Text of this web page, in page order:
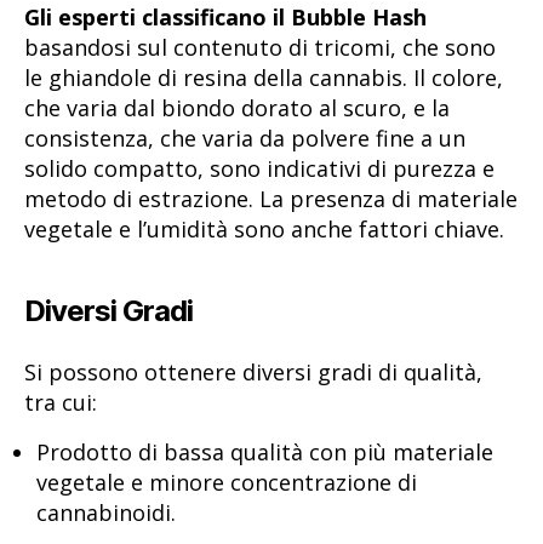
Gli esperti classificano il Bubble Hash
basandosi sul contenuto di tricomi, che sono
le ghiandole di resina della cannabis. Il colore,
che varia dal biondo dorato al scuro, e la
consistenza, che varia da polvere fine a un
solido compatto, sono indicativi di purezza e
metodo di estrazione. La presenza di materiale
vegetale e l’umidità sono anche fattori chiave.
Diversi Gradi
Si possono ottenere diversi gradi di qualità,
tra cui:
Prodotto di bassa qualità con più materiale
vegetale e minore concentrazione di
cannabinoidi.